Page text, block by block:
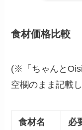
食材価格比較
(※「ちゃんと
空欄のまま記載
食材名 必